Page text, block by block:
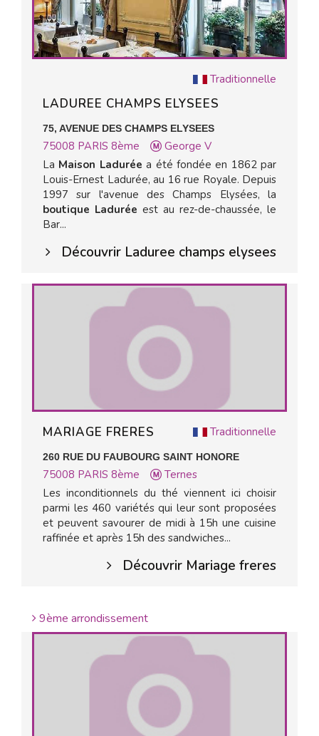
Traditionnelle
LADUREE CHAMPS ELYSEES
75, AVENUE DES CHAMPS ELYSEES
75008 PARIS 8ème
George V
La Maison Laduréea été fondée en 1862 par
Louis-Ernest Ladurée, au 16 rue Royale. Depuis
1997 sur l'avenue des Champs Elysées, la
boutique Ladurée est au rez-de-chaussée, le
Bar...
Découvrir Laduree champs elysees
Traditionnelle
MARIAGE FRERES
260 RUE DU FAUBOURG SAINT HONORE
75008 PARIS 8ème
Ternes
Les inconditionnels du thé viennent ici choisir
parmi les 460 variétés qui leur sont proposées
et peuvent savourer de midi à 15h une cuisine
raffinée et après 15h des sandwiches...
Découvrir Mariage freres
9ème arrondissement